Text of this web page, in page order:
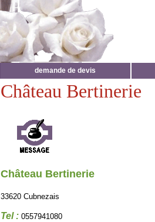
demande de devis
Château Bertinerie
Château Bertinerie
33620 Cubnezais
Tel : 0557941080